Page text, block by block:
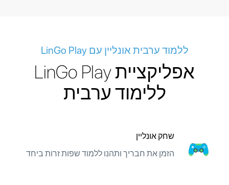
ללמוד ערבית אונליין עם LinGo Play
אפליקציית LinGo Play
ללימוד ערבית
שחק אונליין
הזמן את חבריך ותהנו ללמוד שפות זרות ביחד